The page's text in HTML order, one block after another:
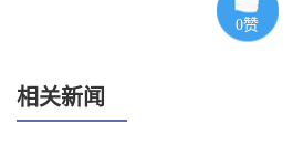
0赞
相关新闻